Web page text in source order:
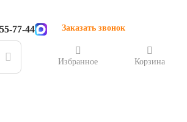
77-44 Заказать звонок
Избранное Корзина